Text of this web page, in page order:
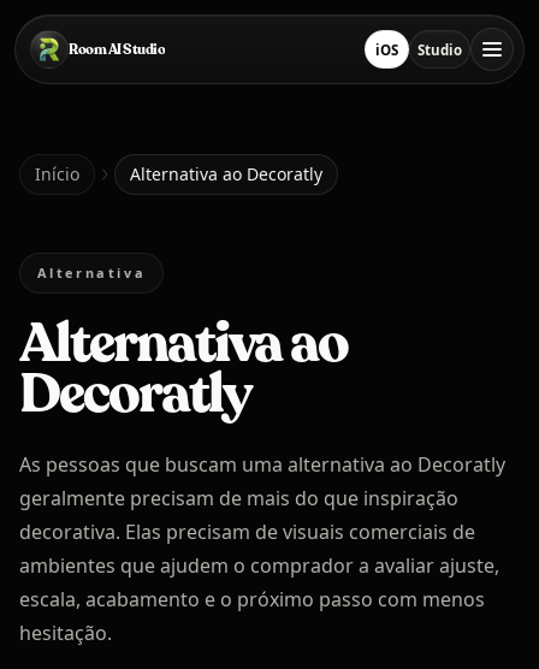
Pular para o conteúdo principal
Room AI Studio
Início iOSBaixar na App Store
StudioAbrir Studio
Room AI Studio
Idioma
Português
Início Alternativa ao Decoratly
Alternativa
Alternativa ao
Decoratly
As pessoas que buscam uma alternativa ao Decoratly
geralmente precisam de mais do que inspiração
decorativa. Elas precisam de visuais comerciais de
ambientes que ajudem o comprador a avaliar ajuste,
escala, acabamento e o próximo passo com menos
hesitação.